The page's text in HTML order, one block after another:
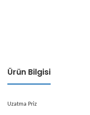
Ürün Bilgisi
Uzatma Priz